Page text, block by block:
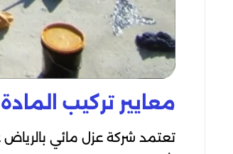
معايير تركيب
تعتمد شركة عزل مائي بالرياض